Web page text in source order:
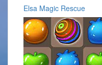
Elsa Magic Rescue